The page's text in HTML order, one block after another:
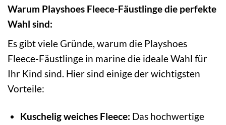
Warum Playshoes Fleece-Fäustlinge die perfekte
Wahl sind:
Es gibt viele Gründe, warum die Playshoes
Fleece-Fäustlinge in marine die ideale Wahl für
Ihr Kind sind. Hier sind einige der wichtigsten
Vorteile:
Kuschelig weiches Fleece: Das hochwertige